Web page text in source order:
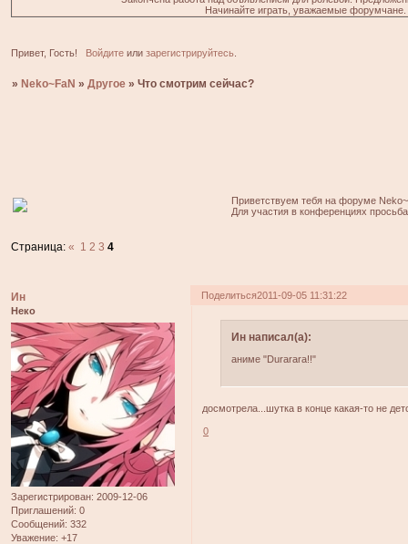
Начинайте играть, уважаемые
Привет, Гость! Войдитеили зарегистрируйтесь.
» Neko~FaN »Другое »Что смотрим сейчас?
Приветствуем тебя на форуме
Для участия в конференциях
Страница:« 1 2 3 4
Поделиться2011-09-05 11:31:22
Ин
Неко
Зарегистрирован: 2009-12-06
Приглашений: 0
Сообщений: 332
Уважение: +17
Ин написал(а):
аниме "Durarara!!"
досмотрела...шутка в конце какая-то не
0